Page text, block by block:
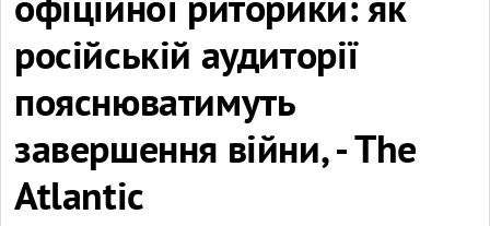
офіційної риторики: як
російській аудиторії
пояснюватимуть
завершення війни, - The
Atlantic